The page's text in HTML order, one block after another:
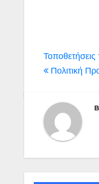
άρθρων
Πολιτική